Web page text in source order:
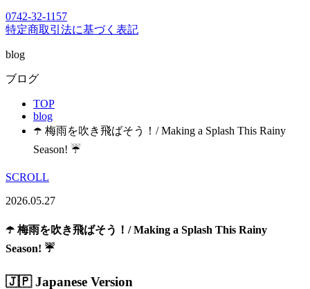
0742-32-1157
特定商取引法に基づく表記
blog
ブログ
TOP
blog
☂️ 梅雨を吹き飛ばそう！/ Making a Splash This Rainy
Season! ☔
SCROLL
2026.05.27
☂️ 梅雨を吹き飛ばそう！/ Making a Splash This Rainy
Season! ☔
🇯🇵 Japanese Version